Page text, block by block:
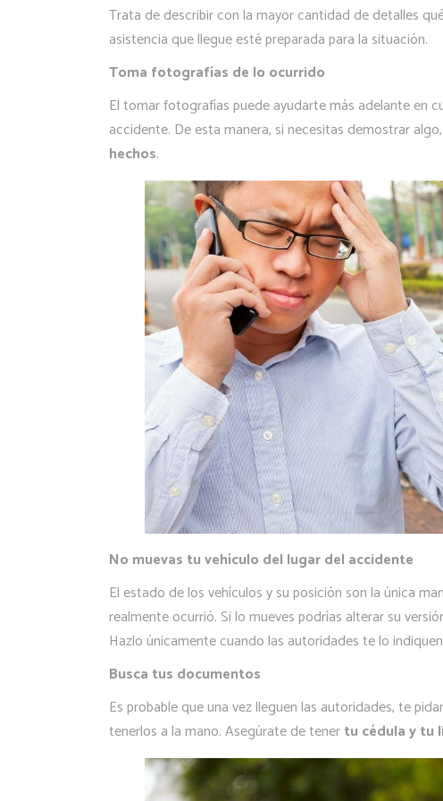
Trata de describir con la mayor cantidad de detalles
asistencia que llegue esté preparada para la situación.
Toma fotografías de lo ocurrido
El tomar fotografías puede ayudarte más adelante en
accidente. De esta manera, si necesitas demostrar
hechos.
No muevas tu vehículo del lugar del accidente
El estado de los vehículos y su posición son la única
realmente ocurrió. Si lo mueves podrías alterar su
Hazlo únicamente cuando las autoridades te lo
Busca tus documentos
Es probable que una vez lleguen las autoridades, te
tenerlos a la mano. Asegúrate de tenertu cédula y tu